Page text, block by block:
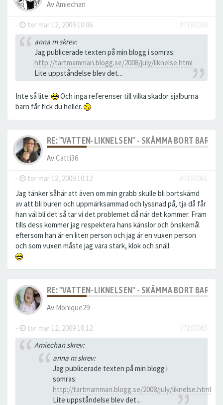
AvAmiechan
- tor mar 12, 2009 10:06
#7187036
anna m skrev:
Jag publicerade texten på min blogg i somras:
http://tartmamman.blogg.se/2008/july/liknelse.html
Lite uppståndelse blev det...
Inte så lite.
Och inga referenser till vilka skador sjalburna
barn får fick du heller.
RE: "VATTEN-LIKNELSEN" - SKÄMMA BORT BARN
AvCatti36
- tor mar 12, 2009 10:12
#7187061
Jag tänker såhär att även om min grabb skulle bli bortskämd
av att bli buren och uppmärksammad och lyssnad på, tja då får
han väl bli det så tar vi det problemet då när det kommer. Fram
tills dess kommer jag respektera hans känslor och önskemål
eftersom han är en liten person och jag är en vuxen person
och som vuxen måste jag vara stark, klok och snäll.
RE: "VATTEN-LIKNELSEN" - SKÄMMA BORT BARN
Av Monique29
- tor mar 12, 2009 10:12
#7187065
Amiechan skrev:
anna m skrev:
Jag publicerade texten på min blogg i
somras:
http://tartmamman.blogg.se/2008/july/liknelse.html
Lite uppståndelse blev det...